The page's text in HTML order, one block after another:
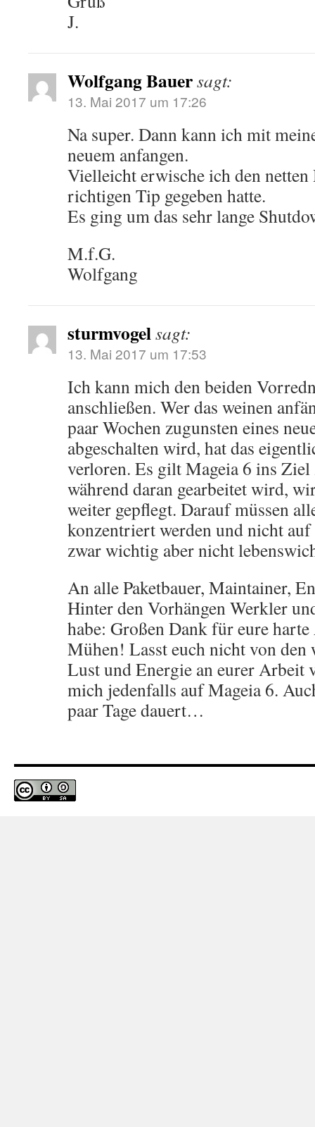
J.
Wolfgang Bauersagt:
13. Mai 2017 um 17:26
Na super. Dann kann ich mit
neuem anfangen.
Vielleicht erwische ich den
richtigen Tip gegeben hatte.
Es ging um das sehr lange
M.f.G.
Wolfgang
sturmvogelsagt:
13. Mai 2017 um 17:53
Ich kann mich den beiden
anschließen. Wer das weinen
paar Wochen zugunsten eines
abgeschalten wird, hat das
verloren. Es gilt Mageia 6 ins
während daran gearbeitet wird,
weiter gepflegt. Darauf müssen
konzentriert werden und nicht
zwar wichtig aber nicht
An alle Paketbauer, Maintainer,
Hinter den Vorhängen Werkler
habe: Großen Dank für eure
Mühen! Lasst euch nicht von den
Lust und Energie an eurer Arbeit
mich jedenfalls auf Mageia 6.
paar Tage dauert…